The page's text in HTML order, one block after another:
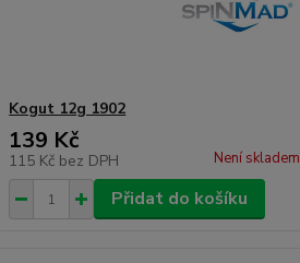
Kogut 12g 1902
139 Kč
115 Kč bez DPH Není skladem
Přidat do košíku